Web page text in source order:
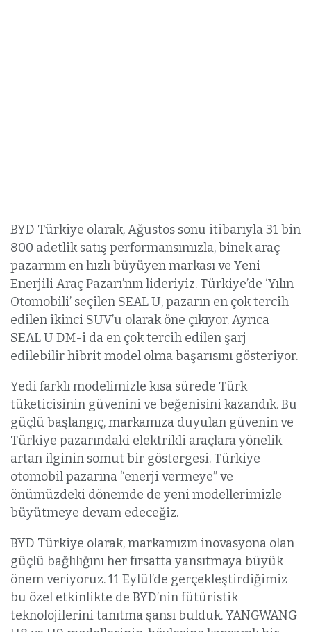
BYD Türkiye olarak, Ağustos sonu itibarıyla 31 bin
800 adetlik satış performansımızla, binek araç
pazarının en hızlı büyüyen markası ve Yeni
Enerjili Araç Pazarı’nın lideriyiz. Türkiye’de ‘Yılın
Otomobili’ seçilen SEAL U, pazarın en çok tercih
edilen ikinci SUV’u olarak öne çıkıyor. Ayrıca
SEAL U DM-i da en çok tercih edilen şarj
edilebilir hibrit model olma başarısını gösteriyor.
Yedi farklı modelimizle kısa sürede Türk
tüketicisinin güvenini ve beğenisini kazandık. Bu
güçlü başlangıç, markamıza duyulan güvenin ve
Türkiye pazarındaki elektrikli araçlara yönelik
artan ilginin somut bir göstergesi. Türkiye
otomobil pazarına “enerji vermeye” ve
önümüzdeki dönemde de yeni modellerimizle
büyütmeye devam edeceğiz.
BYD Türkiye olarak, markamızın inovasyona olan
güçlü bağlılığını her fırsatta yansıtmaya büyük
önem veriyoruz. 11 Eylül’de gerçekleştirdiğimiz
bu özel etkinlikte de BYD’nin fütüristik
teknolojilerini tanıtma şansı bulduk. YANGWANG